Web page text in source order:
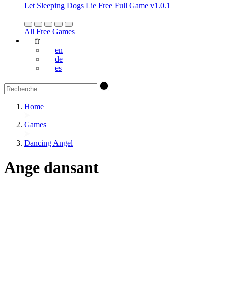
Let Sleeping Dogs Lie Free Full Game v1.0.1
All Free Games
fr
en
de
es
Home
Games
Dancing Angel
Ange dansant